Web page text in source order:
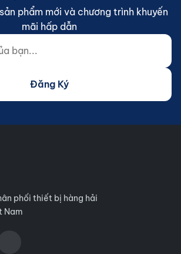
phẩm mới và chương trình khuyến
mãi hấp dẫn
Đăng Ký
phối thiết bị hàng hải
Nam